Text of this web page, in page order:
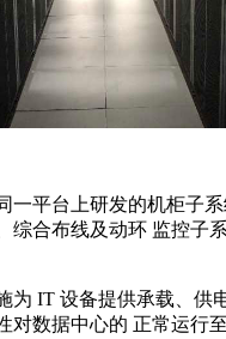
一平台上研发的机柜子
综合布线及动环 监控子
为 IT 设备提供承载、供
对数据中心的 正常运行至